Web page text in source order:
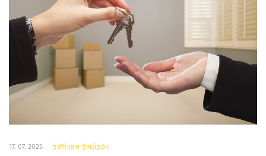
17. 07. 2025 უძრავი ქონება